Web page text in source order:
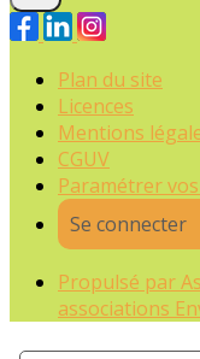
Plan du site
Licences
Mentions
CGUV
Paramétrer
Se connecter
Propulsé par
associations